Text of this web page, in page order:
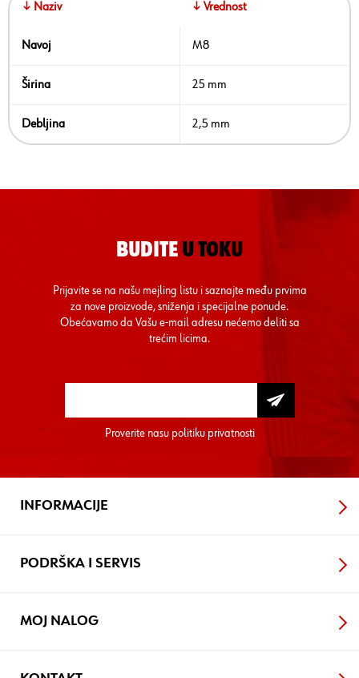
↓ Naziv ↓ Vrednost
Navoj M8
Širina 25 mm
Debljina 2,5 mm
BUDITE U TOKU
Prijavite se na našu mejling listu i saznajte među prvima
za nove proizvode, sniženja i specijalne ponude.
Obećavamo da Vašu e-mail adresu nećemo deliti sa
trećim licima.
Proverite nasu politiku privatnosti
INFORMACIJE
PODRŠKA I SERVIS
MOJ NALOG